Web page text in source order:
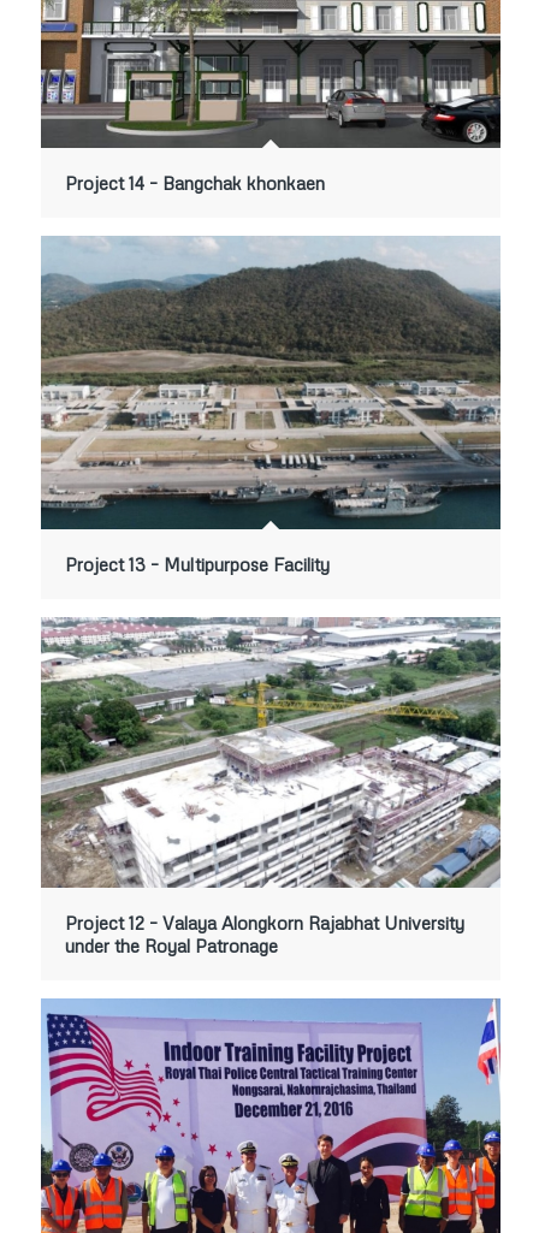
Project 14 – Bangchak khonkaen
Project 13 – Multipurpose Facility
Project 12 – Valaya Alongkorn Rajabhat University
under the Royal Patronage